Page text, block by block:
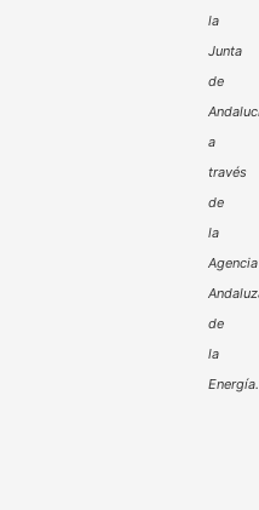
la
Junta
de
a
través
de
la
Agencia
de
la
Energía.